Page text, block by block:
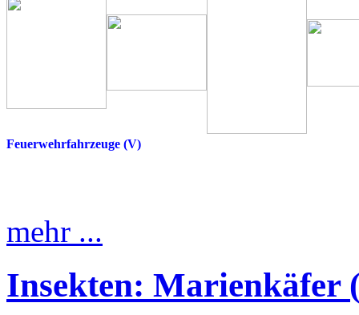
Feuerwehrfahrzeuge (V)
mehr ...
Insekten: Marienkäfer